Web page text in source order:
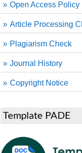
Open Access Policy
Article Processing
Plagiarism Check
Journal History
Copyright Notice
Template PADE